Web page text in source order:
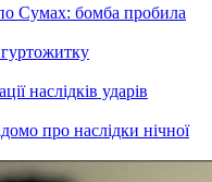
Сумах: бомба пробила
наслідків ударів
про наслідки нічної